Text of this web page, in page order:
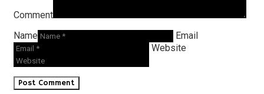
Comment
Name
Email
Website